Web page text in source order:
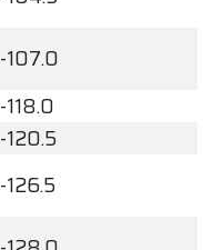
-107.0
-118.0
-120.5
-126.5